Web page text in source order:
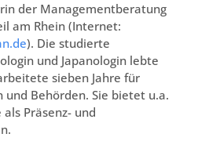
der Managementberatung
am Rhein (Internet:
). Die studierte
und Japanologin lebte
sieben Jahre für
Behörden. Sie bietet u.a.
als Präsenz- und